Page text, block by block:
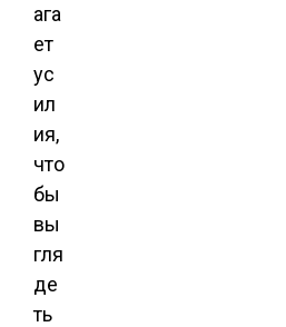
ага
ет
ус
ил
ия,
что
бы
вы
гля
де
ть